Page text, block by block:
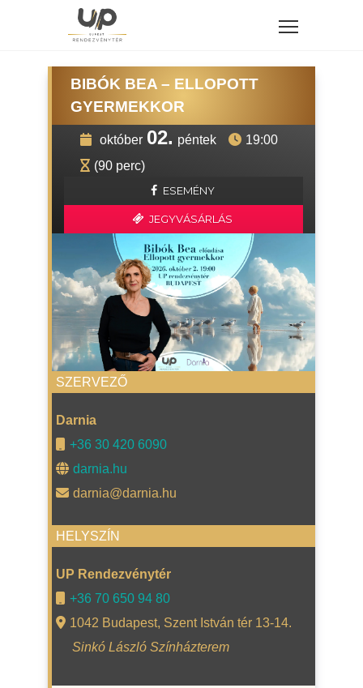
BIBÓK BEA – ELLOPOTT
GYERMEKKOR
október 02. péntek
19:00
(90 perc)
ESEMÉNY
JEGYVÁSÁRLÁS
SZERVEZŐ
Darnia
+36 30 420 6090
darnia.hu
darnia@darnia.hu
HELYSZÍN
UP Rendezvénytér
+36 70 650 94 80
1042 Budapest, Szent István tér 13-14.
Sinkó László Színházterem